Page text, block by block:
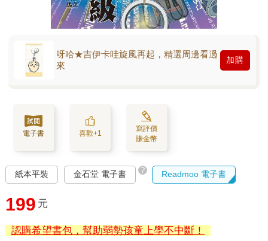
呀哈★吉伊卡哇旋風再起，精選周邊看過
來
加購
電子書 喜歡+1
寫評價
賺金幣
紙本平裝 金石堂 電子書 ? Readmoo 電子書
199 元
認購希望書包，幫助弱勢孩童上學不中斷！